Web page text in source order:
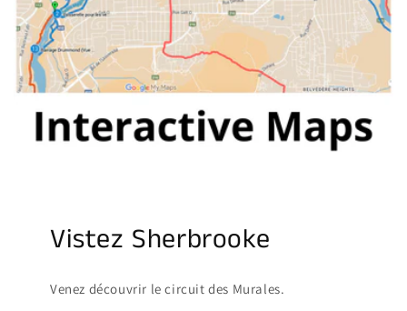
Vistez Sherbrooke
Venez découvrir le circuit des Murales.